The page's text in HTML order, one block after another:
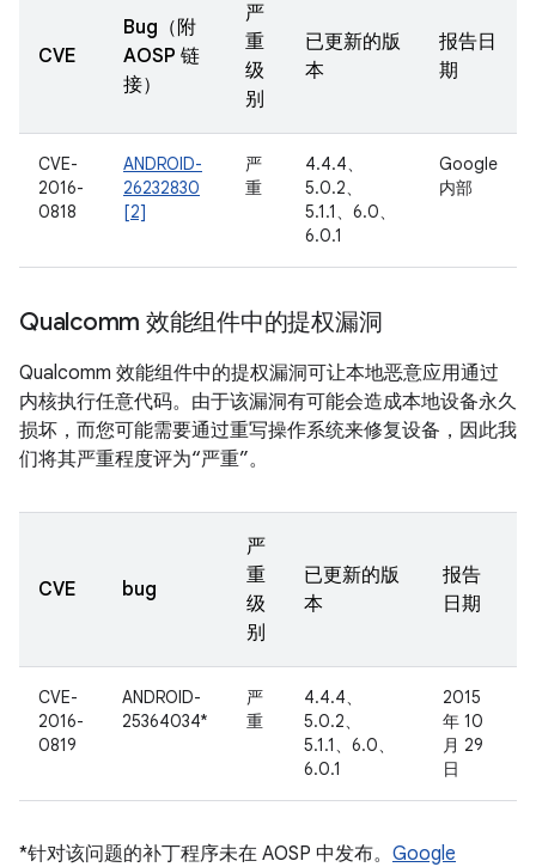
CVE
Bug（附
AOSP 链
接）
严
重
级
别
已更新的版
本
报告日
期
CVE-
2016-
0818
ANDROID-
26232830
[2]
严
重
4.4.4、
5.0.2、
5.1.1、6.0、
6.0.1
Google
内部
Qualcomm 效能组件中的提权漏洞
Qualcomm 效能组件中的提权漏洞可让本地恶意应用通过
内核执行任意代码。由于该漏洞有可能会造成本地设备永久
损坏，而您可能需要通过重写操作系统来修复设备，因此我
们将其严重程度评为“严重”。
CVE bug
严
重
级
别
已更新的版
本
报告
日期
CVE-
2016-
0819
ANDROID-
25364034*
严
重
4.4.4、
5.0.2、
5.1.1、6.0、
6.0.1
2015
年 10
月 29
日
*针对该问题的补丁程序未在 AOSP 中发布。 Google